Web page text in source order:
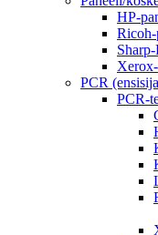
HP-
Ricoh-
PCR
PCR-